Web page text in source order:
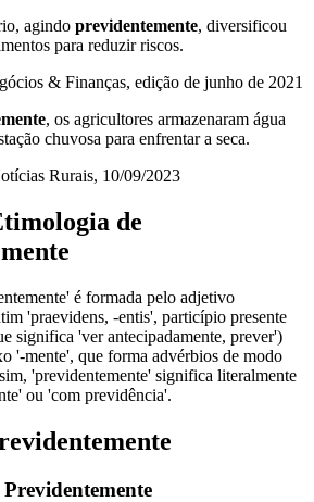
agindo previdentemente, diversificou
para reduzir riscos.
& Finanças, edição de junho de 2021
, os agricultores armazenaram água
chuvosa para enfrentar a seca.
Rurais, 10/09/2023
de
é formada pelo adjetivo
'praevidens, -entis', particípio presente
significa 'ver antecipadamente, prever')
'-mente', que forma advérbios de modo
'previdentemente' significa literalmente
ou 'com previdência'.
Previdentemente